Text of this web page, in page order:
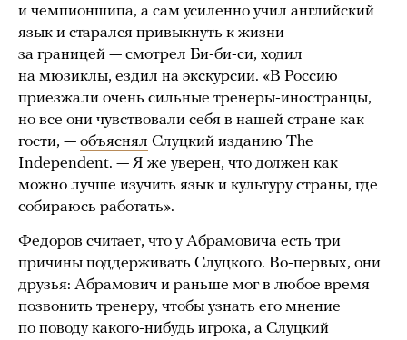
и чемпионшипа, а сам усиленно учил английский
язык и старался привыкнуть к жизни
за границей — смотрел Би-би-си, ходил
на мюзиклы, ездил на экскурсии. «В Россию
приезжали очень сильные тренеры-иностранцы,
но все они чувствовали себя в нашей стране как
гости, — объяснял Слуцкий изданию The
Independent. — Я же уверен, что должен как
можно лучше изучить язык и культуру страны, где
собираюсь работать».
Федоров считает, что у Абрамовича есть три
причины поддерживать Слуцкого. Во-первых, они
друзья: Абрамович и раньше мог в любое время
позвонить тренеру, чтобы узнать его мнение
по поводу какого-нибудь игрока, а Слуцкий